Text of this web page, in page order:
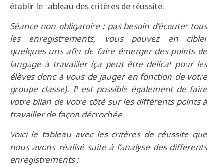
établir le tableau des critères de réussite.
Séance non obligatoire : pas besoin d’écouter tous
les enregistrements, vous pouvez en cibler
quelques uns afin de faire émerger des points de
langage à travailler (ça peut être délicat pour les
élèves donc à vous de jauger en fonction de votre
groupe classe). Il est possible également de faire
votre bilan de votre côté sur les différents points à
travailler de façon décrochée.
Voici le tableau avec les critères de réussite que
nous avons réalisé suite à l’analyse des différents
enregistrements :